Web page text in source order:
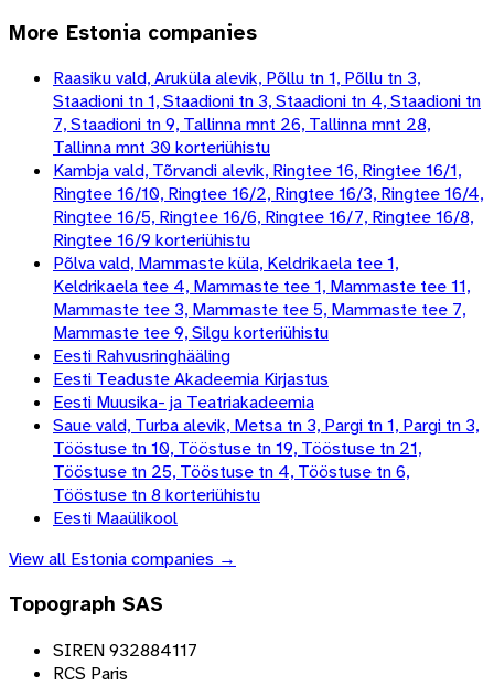
More Estonia companies
Raasiku vald, Aruküla alevik, Põllu tn 1, Põllu tn 3,
Staadioni tn 1, Staadioni tn 3, Staadioni tn 4, Staadioni tn
7, Staadioni tn 9, Tallinna mnt 26, Tallinna mnt 28,
Tallinna mnt 30 korteriühistu
Kambja vald, Tõrvandi alevik, Ringtee 16, Ringtee 16/1,
Ringtee 16/10, Ringtee 16/2, Ringtee 16/3, Ringtee 16/4,
Ringtee 16/5, Ringtee 16/6, Ringtee 16/7, Ringtee 16/8,
Ringtee 16/9 korteriühistu
Põlva vald, Mammaste küla, Keldrikaela tee 1,
Keldrikaela tee 4, Mammaste tee 1, Mammaste tee 11,
Mammaste tee 3, Mammaste tee 5, Mammaste tee 7,
Mammaste tee 9, Silgu korteriühistu
Eesti Rahvusringhääling
Eesti Teaduste Akadeemia Kirjastus
Eesti Muusika- ja Teatriakadeemia
Saue vald, Turba alevik, Metsa tn 3, Pargi tn 1, Pargi tn 3,
Tööstuse tn 10, Tööstuse tn 19, Tööstuse tn 21,
Tööstuse tn 25, Tööstuse tn 4, Tööstuse tn 6,
Tööstuse tn 8 korteriühistu
Eesti Maaülikool
View all Estoniacompanies →
Topograph SAS
SIREN 932884117
RCS Paris